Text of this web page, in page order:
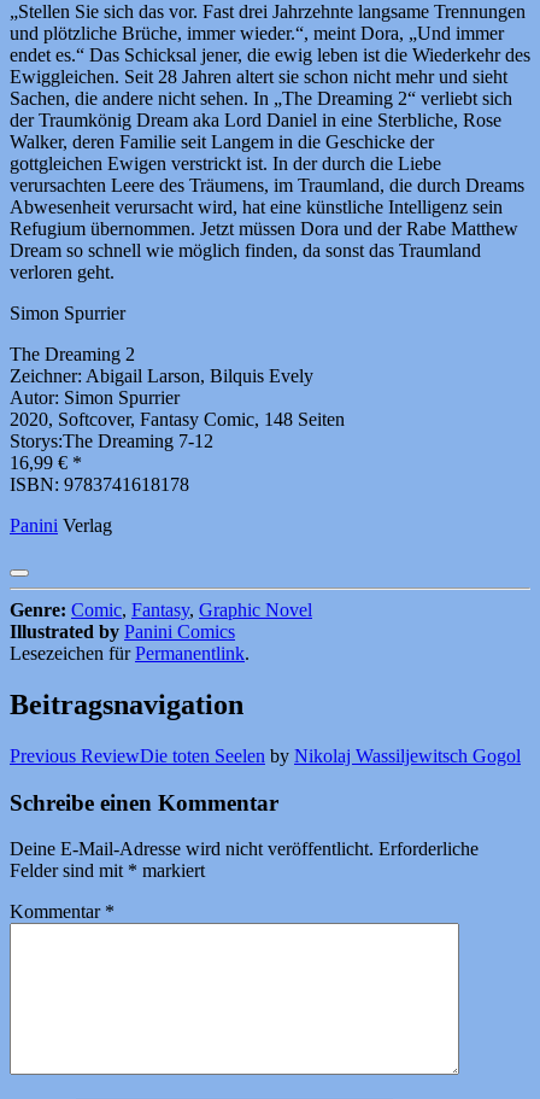
„Stellen Sie sich das vor. Fast drei Jahrzehnte langsame Trennungen
und plötzliche Brüche, immer wieder.“, meint Dora, „Und immer
endet es.“ Das Schicksal jener, die ewig leben ist die Wiederkehr des
Ewiggleichen. Seit 28 Jahren altert sie schon nicht mehr und sieht
Sachen, die andere nicht sehen. In „The Dreaming 2“ verliebt sich
der Traumkönig Dream aka Lord Daniel in eine Sterbliche, Rose
Walker, deren Familie seit Langem in die Geschicke der
gottgleichen Ewigen verstrickt ist. In der durch die Liebe
verursachten Leere des Träumens, im Traumland, die durch Dreams
Abwesenheit verursacht wird, hat eine künstliche Intelligenz sein
Refugium übernommen. Jetzt müssen Dora und der Rabe Matthew
Dream so schnell wie möglich finden, da sonst das Traumland
verloren geht.
Simon Spurrier
The Dreaming 2
Zeichner: Abigail Larson, Bilquis Evely
Autor: Simon Spurrier
2020, Softcover, Fantasy Comic, 148 Seiten
Storys:The Dreaming 7-12
16,99 € *
ISBN: 9783741618178
Panini Verlag
Genre: Comic, Fantasy, Graphic Novel
Illustrated by Panini Comics
Lesezeichen fürPermanentlink.
Beitragsnavigation
Previous ReviewDie toten Seelen by Nikolaj Wassiljewitsch Gogol
Schreibe einen Kommentar
Deine E-Mail-Adresse wird nicht veröffentlicht. Erforderliche
Felder sind mit * markiert
Kommentar *